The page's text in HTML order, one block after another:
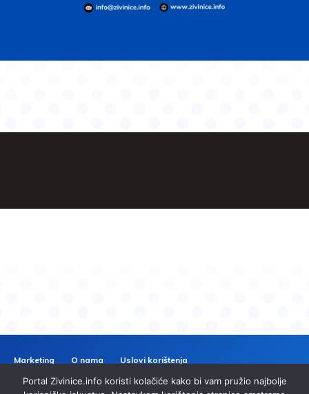
Marketing O nama
Uslovi korištenja
Politika privatnosti
Kontakt
Portal Zivinice.info koristi kolačiće kako bi vam pružio najbolje